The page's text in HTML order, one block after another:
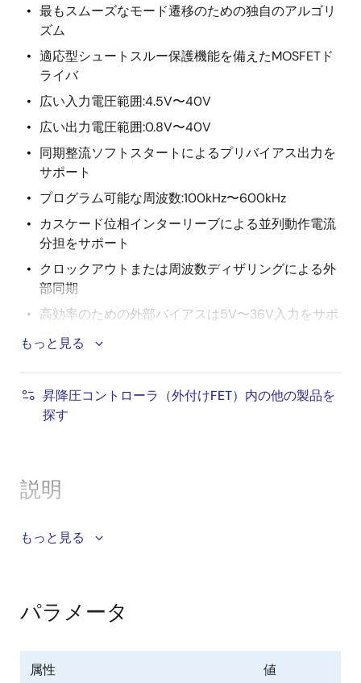
最もスムーズなモード遷移のための独自のアルゴリ
ズム
適応型シュートスルー保護機能を備えたMOSFETド
ライバ
広い入力電圧範囲:4.5V〜40V
広い出力電圧範囲:0.8V〜40V
同期整流ソフトスタートによるプリバイアス出力を
サポート
プログラム可能な周波数:100kHz〜600kHz
カスケード位相インターリーブによる並列動作電流
分担をサポート
クロックアウトまたは周波数ディザリングによる外
部同期
高効率のための外部バイアスは5V〜36V入力をサポ
ート
PWM/DE/バーストモード間で選択可能なPWMモー
ド動作
完全な保護:OCP、SCP、OVP、OTP、およびUVP
たデュアルレベルのOCP保護
負のパルス単位のピーク電流制限
もっと見る
昇降圧コントローラ（外付けFET）内の他の製品を
探す
説明
ISL81401とISL81401Aは、両端にピーク電流と平均電流
スです。
ISL81401とISL81401Aは、ブーストモード用のバレー電
流変調と降圧モード制御用のピーク電流変調を行う独
もっと見る
パラメータ
属性 値